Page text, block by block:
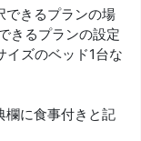
きるプランの場
きるプランの設定
イズのベッド1台な
に食事付きと記